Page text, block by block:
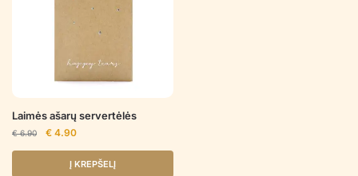
Laimės ašarų servertėlės
€6.90
Original
€ 4.90Current
is:
Į KREPŠELĮ